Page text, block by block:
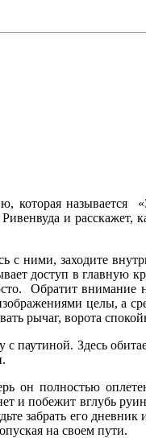
которая называется
и
с ними, заходите
доступ в главную
Обратит
целы, а
рычаг, ворота
паутиной. Здесь
он полностью
и побежит вглубь
забрать его дневник
на своем пути.